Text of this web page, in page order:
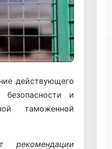
действующего
безопасности и
таможенной
рекомендации